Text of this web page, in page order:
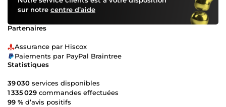
sur notre centre d’aide
Partenaires
Assurance par Hiscox
Paiements par PayPal Braintree
Statistiques
39 030 services disponibles
1 335 029 commandes effectuées
99 % d’avis positifs